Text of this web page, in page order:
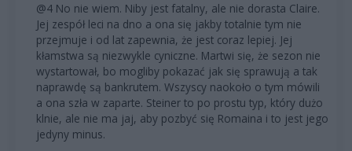
@4 No nie wiem. Niby jest fatalny, ale nie dorasta Claire.
Jej zespół leci na dno a ona się jakby totalnie tym nie
przejmuje i od lat zapewnia, że jest coraz lepiej. Jej
kłamstwa są niezwykle cyniczne. Martwi się, że sezon nie
wystartował, bo mogliby pokazać jak się sprawują a tak
naprawdę są bankrutem. Wszyscy naokoło o tym mówili
a ona szła w zaparte. Steiner to po prostu typ, który dużo
klnie, ale nie ma jaj, aby pozbyć się Romaina i to jest jego
jedyny minus.